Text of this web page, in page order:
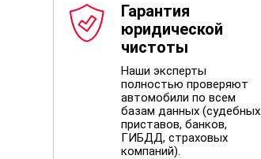
Гарантия
юридической
чистоты
Наши эксперты
полностью проверяют
автомобили по всем
базам данных (судебных
приставов, банков,
ГИБДД, страховых
компаний).